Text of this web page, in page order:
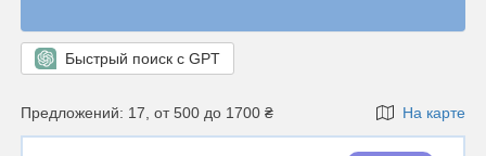
Быстрый поиск с GPT
Предложений: 17, от 500 до 1700 ₴ На карте